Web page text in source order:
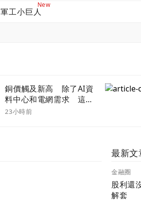
New
軍工小巨人
銅價觸及新高 除了AI資
料中心和電網需求 這些
因素更關鍵
23小時前
最新文
金融圈
股利還沒
解套